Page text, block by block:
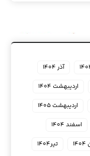
آذر ۱۴۰۴
اردیبهشت ۱۴۰۴
اردیبهشت ۱۴۰۵
اسفند ۱۴۰۴
تیر۱۴۰۴